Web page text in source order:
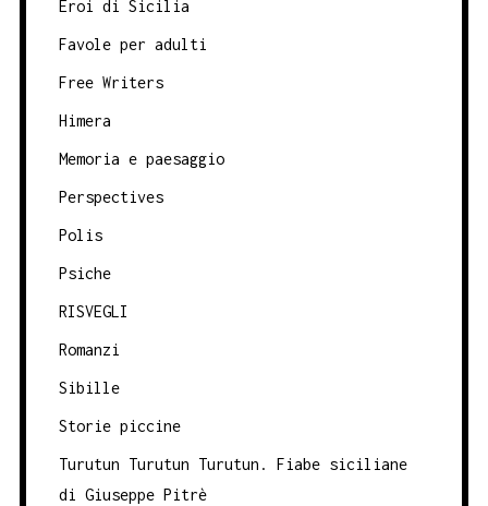
Eroi di Sicilia
Favole per adulti
Free Writers
Himera
Memoria e paesaggio
Perspectives
Polis
Psiche
RISVEGLI
Romanzi
Sibille
Storie piccine
Turutun Turutun Turutun. Fiabe siciliane
di Giuseppe Pitrè